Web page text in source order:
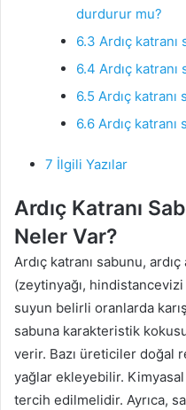
durdurur mu?
6.3 Ardıç
6.4 Ardıç
6.5 Ardıç katranı
6.6 Ardıç katranı
7 İlgili Yazılar
Ardıç Katranı
Neler Var?
Ardıç katranı sabunu,
(zeytinyağı,
suyun belirli oranlarda
sabuna karakteristik
verir. Bazı üreticiler doğal
yağlar ekleyebilir.
tercih edilmelidir. Ayrıca,